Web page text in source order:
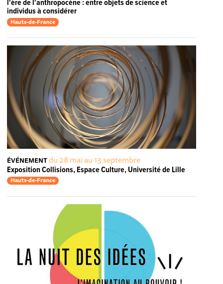
l'ère de l'anthropocène : entre objets de science et
individus à considérer
Hauts-de-France
ÉVÉNEMENTdu 28 mai au 13 septembre
Exposition Collisions, Espace Culture, Université de Lille
Hauts-de-France